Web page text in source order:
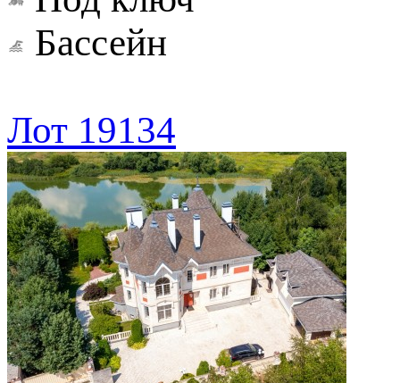
Бассейн
Лот 19134